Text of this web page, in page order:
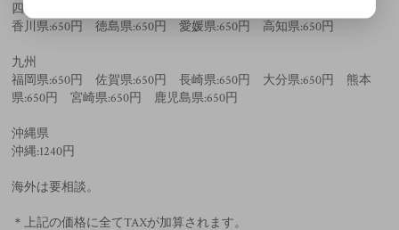
四国
香川県:650円 徳島県:650円 愛媛県:650円 高知県:650円
九州
福岡県:650円 佐賀県:650円 長崎県:650円 大分県:650円 熊本
県:650円 宮崎県:650円 鹿児島県:650円
沖縄県
沖縄:1240円
海外は要相談。
＊上記の価格に全てTAXが加算されます。